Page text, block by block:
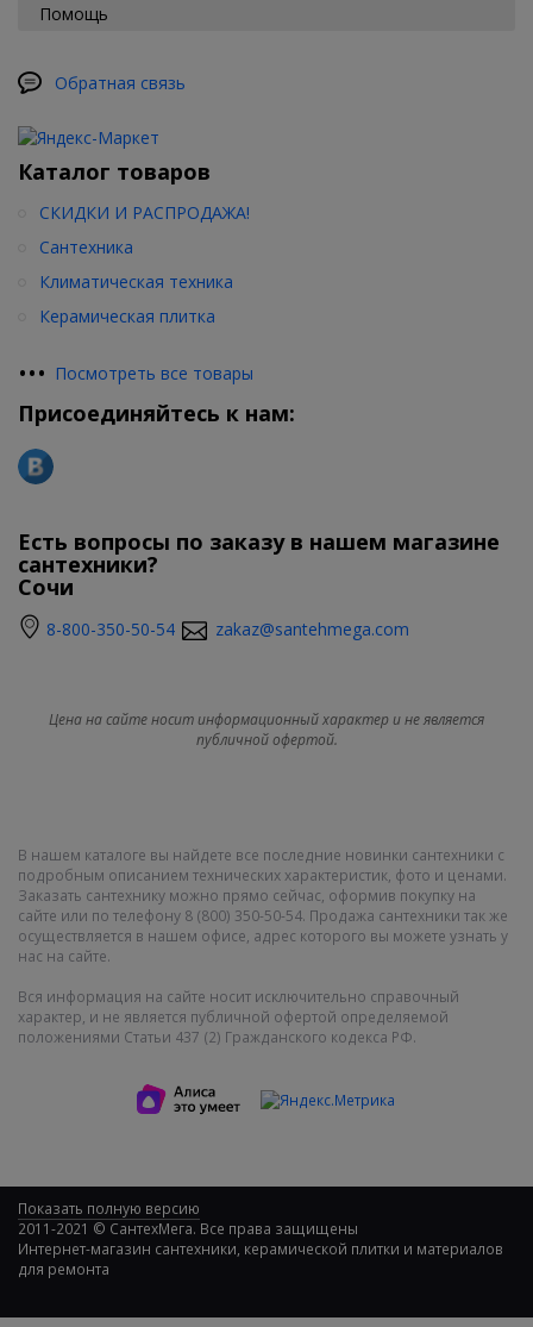
Помощь
Обратная связь
Каталог товаров
СКИДКИ И РАСПРОДАЖА!
Сантехника
Климатическая техника
Керамическая плитка
••• Посмотреть все товары
Присоединяйтесь к нам:
Есть вопросы по заказу в нашем магазине
сантехники?
Сочи
8-800-350-50-54 zakaz@santehmega.com
Цена на сайте носит информационный характер и не является
публичной офертой.
В нашем каталоге вы найдете все последние новинки сантехники с
подробным описанием технических характеристик, фото и ценами.
Заказать сантехнику можно прямо сейчас, оформив покупку на
сайте или по телефону 8 (800) 350-50-54. Продажа сантехники так же
осуществляется в нашем офисе, адрес которого вы можете узнать у
нас на сайте.
Вся информация на сайте носит исключительно справочный
характер, и не является публичной офертой определяемой
положениями Статьи 437 (2) Гражданского кодекса РФ.
Показать полную версию
2011-2021 © СантехМега. Все права защищены
Интернет-магазин сантехники, керамической плитки и материалов
для ремонта